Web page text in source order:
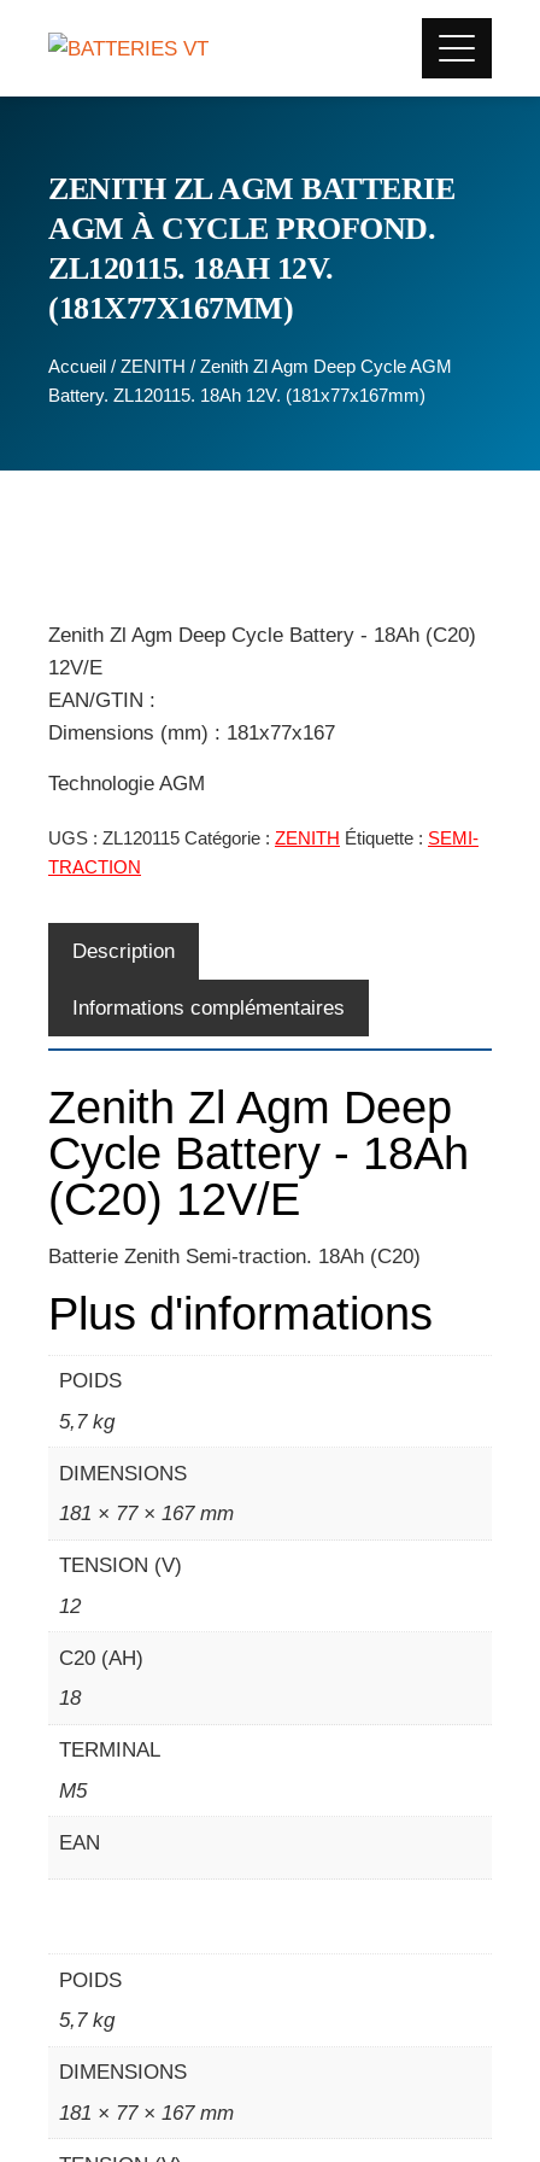
ZENITH ZL AGM BATTERIE
AGM À CYCLE PROFOND.
ZL120115. 18AH 12V.
(181X77X167MM)
Accueil / ZENITH / Zenith Zl Agm Deep Cycle AGM
Battery. ZL120115. 18Ah 12V. (181x77x167mm)
Zenith Zl Agm Deep Cycle Battery - 18Ah (C20)
12V/E
EAN/GTIN :
Dimensions (mm) : 181x77x167
Technologie AGM
UGS : ZL120115 Catégorie : ZENITH Étiquette : SEMI-
TRACTION
Description
Informations complémentaires
Zenith Zl Agm Deep
Cycle Battery - 18Ah
(C20) 12V/E
Batterie Zenith Semi-traction. 18Ah (C20)
Plus d'informations
POIDS
5,7 kg
DIMENSIONS
181 × 77 × 167 mm
TENSION (V)
12
C20 (AH)
18
TERMINAL
M5
EAN
POIDS
5,7 kg
DIMENSIONS
181 × 77 × 167 mm